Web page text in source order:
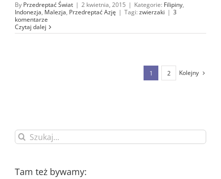
By Przedreptać Świat | 2 kwietnia, 2015 | Kategorie: Filipiny,
Indonezja, Malezja, Przedreptać Azję | Tagi: zwierzaki | 3
komentarze
Czytaj dalej
1 2 Kolejny
Szukaj
Tam też bywamy: